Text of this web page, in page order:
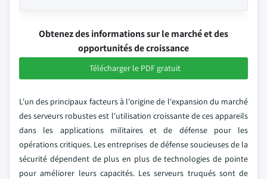
Obtenez des informations sur le marché et des
opportunités de croissance
Télécharger le PDF gratuit
L'un des principaux facteurs à l'origine de l'expansion du marché
des serveurs robustes est l'utilisation croissante de ces appareils
dans les applications militaires et de défense pour les
opérations critiques. Les entreprises de défense soucieuses de la
sécurité dépendent de plus en plus de technologies de pointe
pour améliorer leurs capacités. Les serveurs truqués sont de